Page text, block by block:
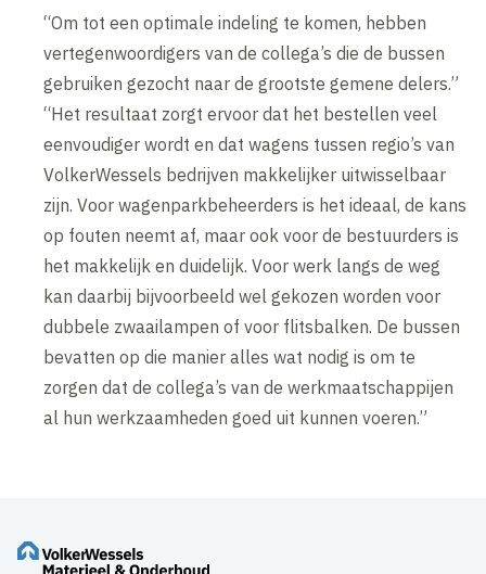
“Om tot een optimale indeling te komen, hebben
vertegenwoordigers van de collega’s die de bussen
gebruiken gezocht naar de grootste gemene delers.”
“Het resultaat zorgt ervoor dat het bestellen veel
eenvoudiger wordt en dat wagens tussen regio’s van
VolkerWessels bedrijven makkelijker uitwisselbaar
zijn. Voor wagenparkbeheerders is het ideaal, de kans
op fouten neemt af, maar ook voor de bestuurders is
het makkelijk en duidelijk. Voor werk langs de weg
kan daarbij bijvoorbeeld wel gekozen worden voor
dubbele zwaailampen of voor flitsbalken. De bussen
bevatten op die manier alles wat nodig is om te
zorgen dat de collega’s van de werkmaatschappijen
al hun werkzaamheden goed uit kunnen voeren.”